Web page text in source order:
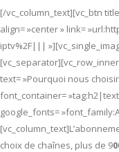
[/vc_column_text][vc_btn
align= »center » link=
iptv%2F|||
text= »Pourquoi nous
font_container=
google_fonts=
choix de chaînes, plus de 9